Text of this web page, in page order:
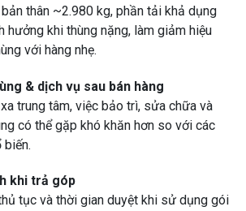
thân ~2.980 kg, phần tải khả dụng
hưởng khi thùng nặng, làm giảm hiệu
với hàng nhẹ.
& dịch vụ sau bán hàng
trung tâm, việc bảo trì, sửa chữa và
có thể gặp khó khăn hơn so với các
biến.
khi trả góp
tục và thời gian duyệt khi sử dụng gói